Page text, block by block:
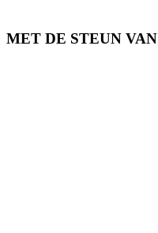
MET DE STEUN VAN